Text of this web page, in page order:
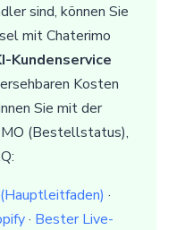
sind, können Sie
mit Chaterimo
Kundenservice
Kosten
Sie mit der
(Bestellstatus),
·
· Bester Live-